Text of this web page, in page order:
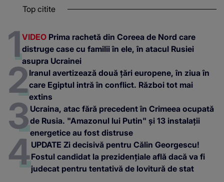
Top citite
VIDEO Prima rachetă din Coreea de Nord care
distruge case cu familii în ele, în atacul Rusiei
asupra Ucrainei
Iranul avertizează două țări europene, în ziua în
care Egiptul intră în conflict. Război tot mai
extins
Ucraina, atac fără precedent în Crimeea ocupată
de Rusia. "Amazonul lui Putin" și 13 instalații
energetice au fost distruse
UPDATE Zi decisivă pentru Călin Georgescu!
Fostul candidat la prezidențiale află dacă va fi
judecat pentru tentativă de lovitură de stat